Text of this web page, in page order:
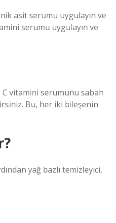
asit serumu uygulayın ve
serumu uygulayın ve
vitamini serumunu sabah
Bu, her iki bileşenin
yağ bazlı temizleyici,